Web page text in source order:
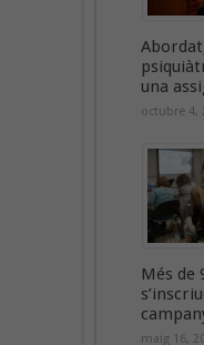
una
octubre 4,
Més de
maig 16,